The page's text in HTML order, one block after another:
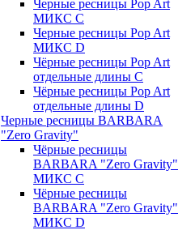
Черные ресницы Pop Art
МИКС C
Черные ресницы Pop Art
МИКС D
Чёрные ресницы Pop Art
отдельные длины С
Чёрные ресницы Pop Art
отдельные длины D
Черные ресницы BARBARA
"Zero Gravity"
Чёрные ресницы
BARBARA "Zero Gravity"
МИКС C
Чёрные ресницы
BARBARA "Zero Gravity"
МИКС D